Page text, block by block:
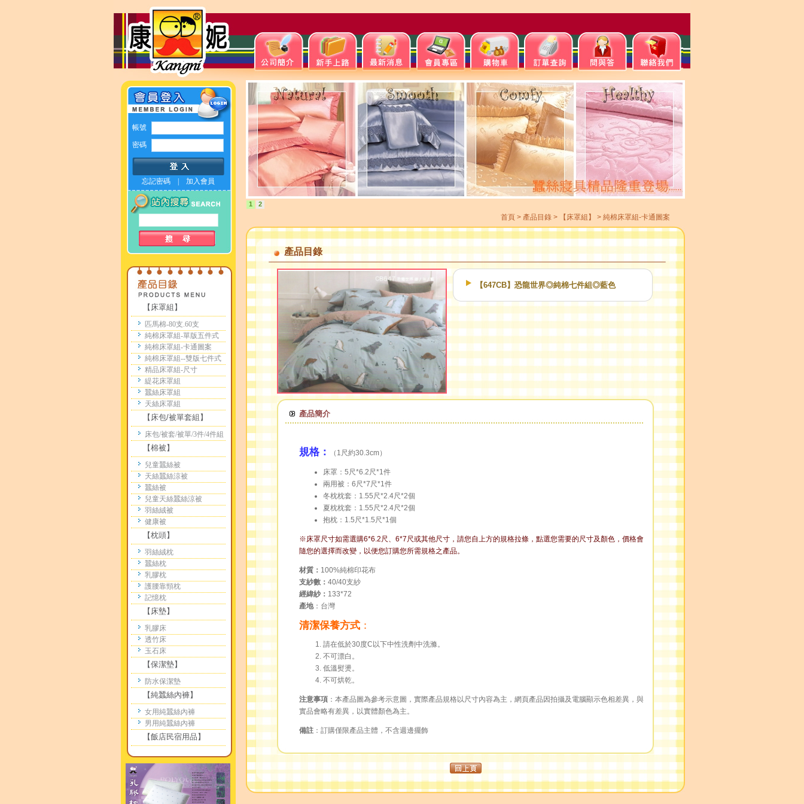
帳號
密碼
忘記密碼 加入會員
【床罩組】
匹馬棉-80支.60支
純棉床罩組-單版五件式
純棉床罩組-卡通圖案
純棉床罩組--雙版七件式
精品床罩組-尺寸
緹花床罩組
蠶絲床罩組
天絲床罩組
【床包/被單套組】
床包/被套/被單/3件/4件組
【棉被】
兒童蠶絲被
天絲蠶絲涼被
蠶絲被
兒童天絲蠶絲涼被
羽絲絨被
健康被
【枕頭】
羽絲絨枕
蠶絲枕
乳膠枕
護腰靠頸枕
記憶枕
【床墊】
乳膠床
透竹床
玉石床
【保潔墊】
防水保潔墊
【純蠶絲內褲】
女用純蠶絲內褲
男用純蠶絲內褲
【飯店民宿用品】
1 2
首頁 > 產品目錄 > 【床罩組】 > 純棉床罩組-卡通圖案
產品目錄
【647CB】恐龍世界◎純棉七件組◎藍色
產品簡介
規格： （1尺約30.3cm）
床罩：5尺*6.2尺*1件
兩用被：6尺*7尺*1件
冬枕枕套：1.55尺*2.4尺*2個
夏枕枕套：1.55尺*2.4尺*2個
抱枕：1.5尺*1.5尺*1個
※床罩尺寸如需選購6*6.2尺、6*7尺或其他尺寸，請您自上方的規格拉條，點選您需要的尺寸及顏色，價格會
隨您的選擇而改變，以便您訂購您所需規格之產品。
材質： 100%純棉印花布
支紗數： 40/40支紗
經緯紗： 133*72
產地：台灣
清潔保養方式 ：
請在低於30度C以下中性洗劑中洗滌。
不可漂白。
低溫熨燙。
不可烘乾。
注意事項 ：本產品圖為參考示意圖，實際產品規格以尺寸內容為主，網頁產品因拍攝及電腦顯示色相差異，與
實品會略有差異，以實體顏色為主。
備註 ：訂購僅限產品主體，不含週邊擺飾